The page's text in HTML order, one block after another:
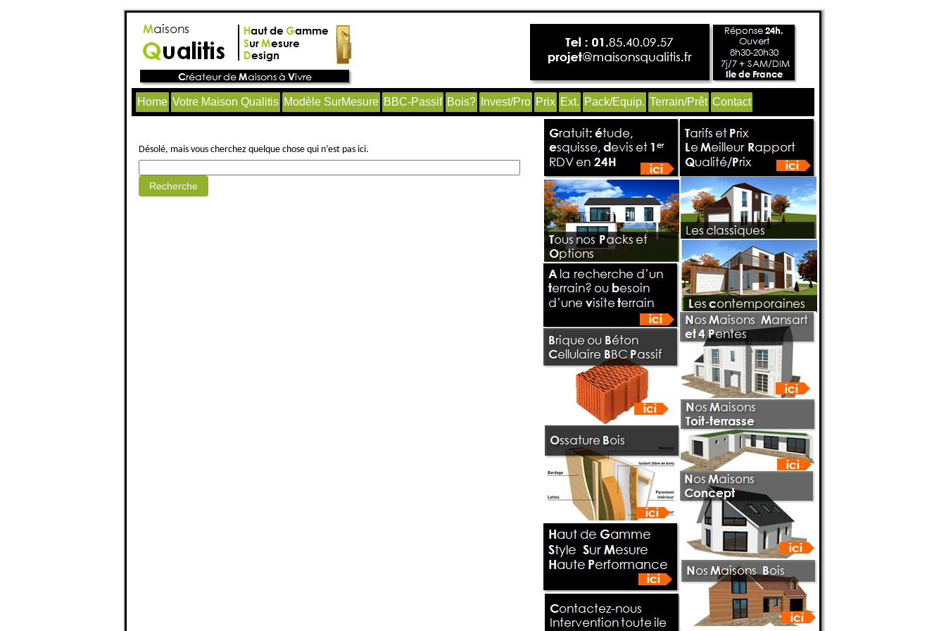
Home Votre Maison Qualitis Modèle SurMesure BBC-Passif Bois? Invest/Pro Prix Ext. Pack/Equip. Terrain/Prêt Contact
Désolé, mais vous cherchez quelque chose qui n’est pas ici.